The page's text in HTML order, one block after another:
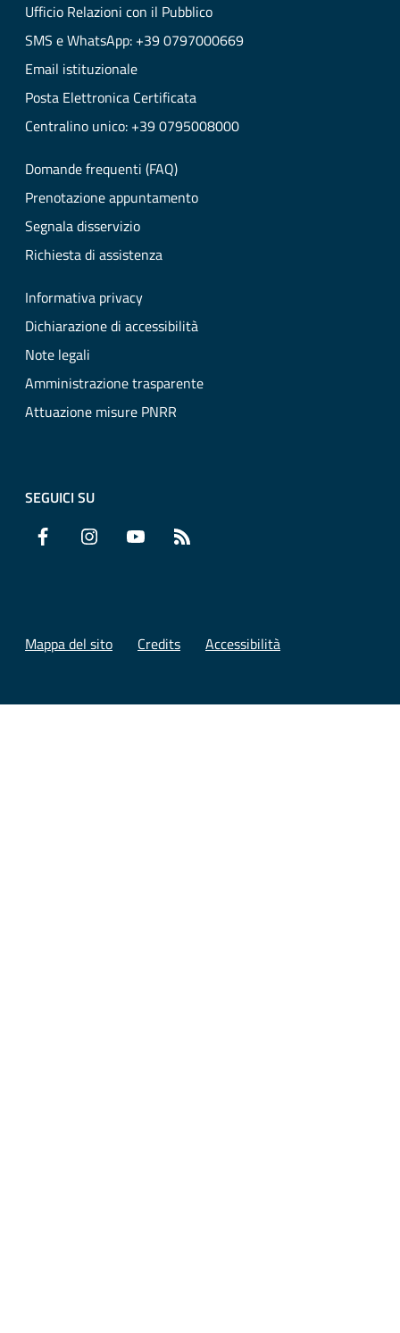
Ufficio Relazioni con il Pubblico
SMS e WhatsApp: +39 0797000669
Email istituzionale
Posta Elettronica Certificata
Centralino unico: +39 0795008000
Domande frequenti (FAQ)
Prenotazione appuntamento
Segnala disservizio
Richiesta di assistenza
Informativa privacy
Dichiarazione di accessibilità
Note legali
Amministrazione trasparente
Attuazione misure PNRR
SEGUICI SU
Facebook Instagram YouTube
Mappa del sito Credits Accessibilità